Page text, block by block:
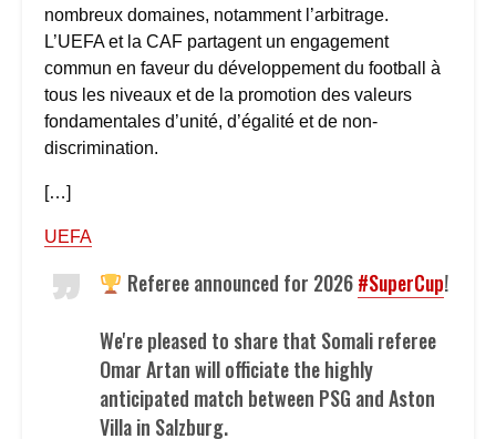
nombreux domaines, notamment l’arbitrage.
L’UEFA et la CAF partagent un engagement
commun en faveur du développement du football à
tous les niveaux et de la promotion des valeurs
fondamentales d’unité, d’égalité et de non-
discrimination.
[…]
UEFA
Referee announced for 2026#SuperCup!
We're pleased to share that Somali referee
Omar Artan will officiate the highly
anticipated match between PSG and Aston
Villa in Salzburg.